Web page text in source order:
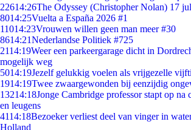
22614:26The Odyssey (Christopher Nolan) 17
8014:25Vuelta a España 2026 #1
11014:23Vrouwen willen geen man meer #30
8614:21Nederlandse Politiek #725
2114:19Weer een parkeergarage dicht in
mogelijk weg
5014:19Jezelf gelukkig voelen als vrijgezelle
1914:19Twee zwaargewonden bij eenzijdig
13214:18Jonge Cambridge professor stapt op na
en leugens
4114:18Bezoeker verliest deel van vinger in
Holland